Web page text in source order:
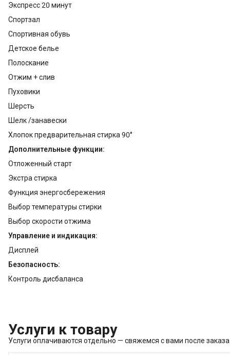
Экспресс 20 минут
Спортзал
Спортивная обувь
Детское белье
Полоскание
Отжим + слив
Пуховики
Шерсть
Шелк /занавески
Хлопок предварительная стирка 90°
Дополнительные функции:
Отложенный старт
Экстра стирка
Функция энергосбережения
Выбор температуры стирки
Выбор скорости отжима
Управление и индикация:
Дисплей
Безопасность:
Контроль дисбаланса
Услуги к товару
Услуги оплачиваются отдельно — свяжемся с вами после